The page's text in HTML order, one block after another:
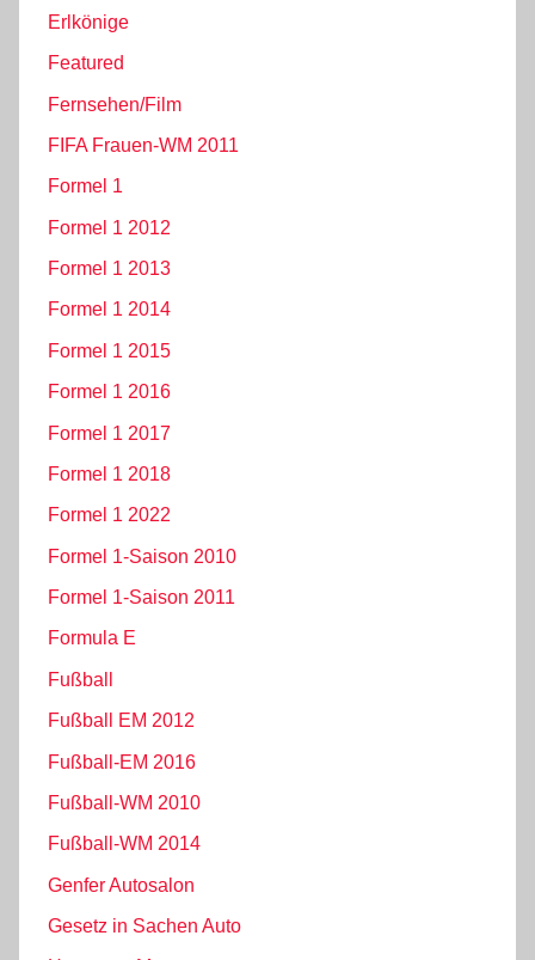
Erlkönige
Featured
Fernsehen/Film
FIFA Frauen-WM 2011
Formel 1
Formel 1 2012
Formel 1 2013
Formel 1 2014
Formel 1 2015
Formel 1 2016
Formel 1 2017
Formel 1 2018
Formel 1 2022
Formel 1-Saison 2010
Formel 1-Saison 2011
Formula E
Fußball
Fußball EM 2012
Fußball-EM 2016
Fußball-WM 2010
Fußball-WM 2014
Genfer Autosalon
Gesetz in Sachen Auto